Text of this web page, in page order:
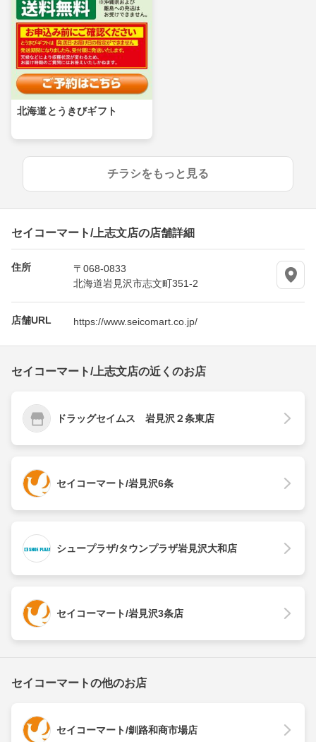
北海道とうきびギフト
チラシをもっと見る
セイコーマート/上志文店の店舗詳細
住所
〒068-0833
北海道岩見沢市志文町351-2
店舗URL https://www.seicomart.co.jp/
セイコーマート/上志文店の近くのお店
ドラッグセイムス 岩見沢２条東店
セイコーマート/岩見沢6条
シュープラザ/タウンプラザ岩見沢大和店
セイコーマート/岩見沢3条店
セイコーマートの他のお店
セイコーマート/釧路和商市場店